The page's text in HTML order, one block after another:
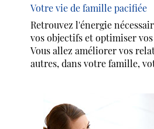
Votre vie de famille pacifiée
Retrouvez l'énergie
vos objectifs et optimiser
Vous allez améliorer vos
autres, dans votre famille,